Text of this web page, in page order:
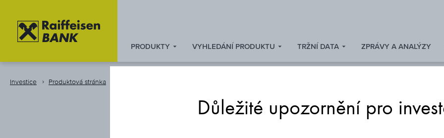
springen
Quicklinks
springen
PRODUKTY VYHLEDÁNÍ PRODUKTU TRŽNÍ DATA ZPRÁVY A ANALÝZY
Investice Produktová stránka
Důležité upozornění pro